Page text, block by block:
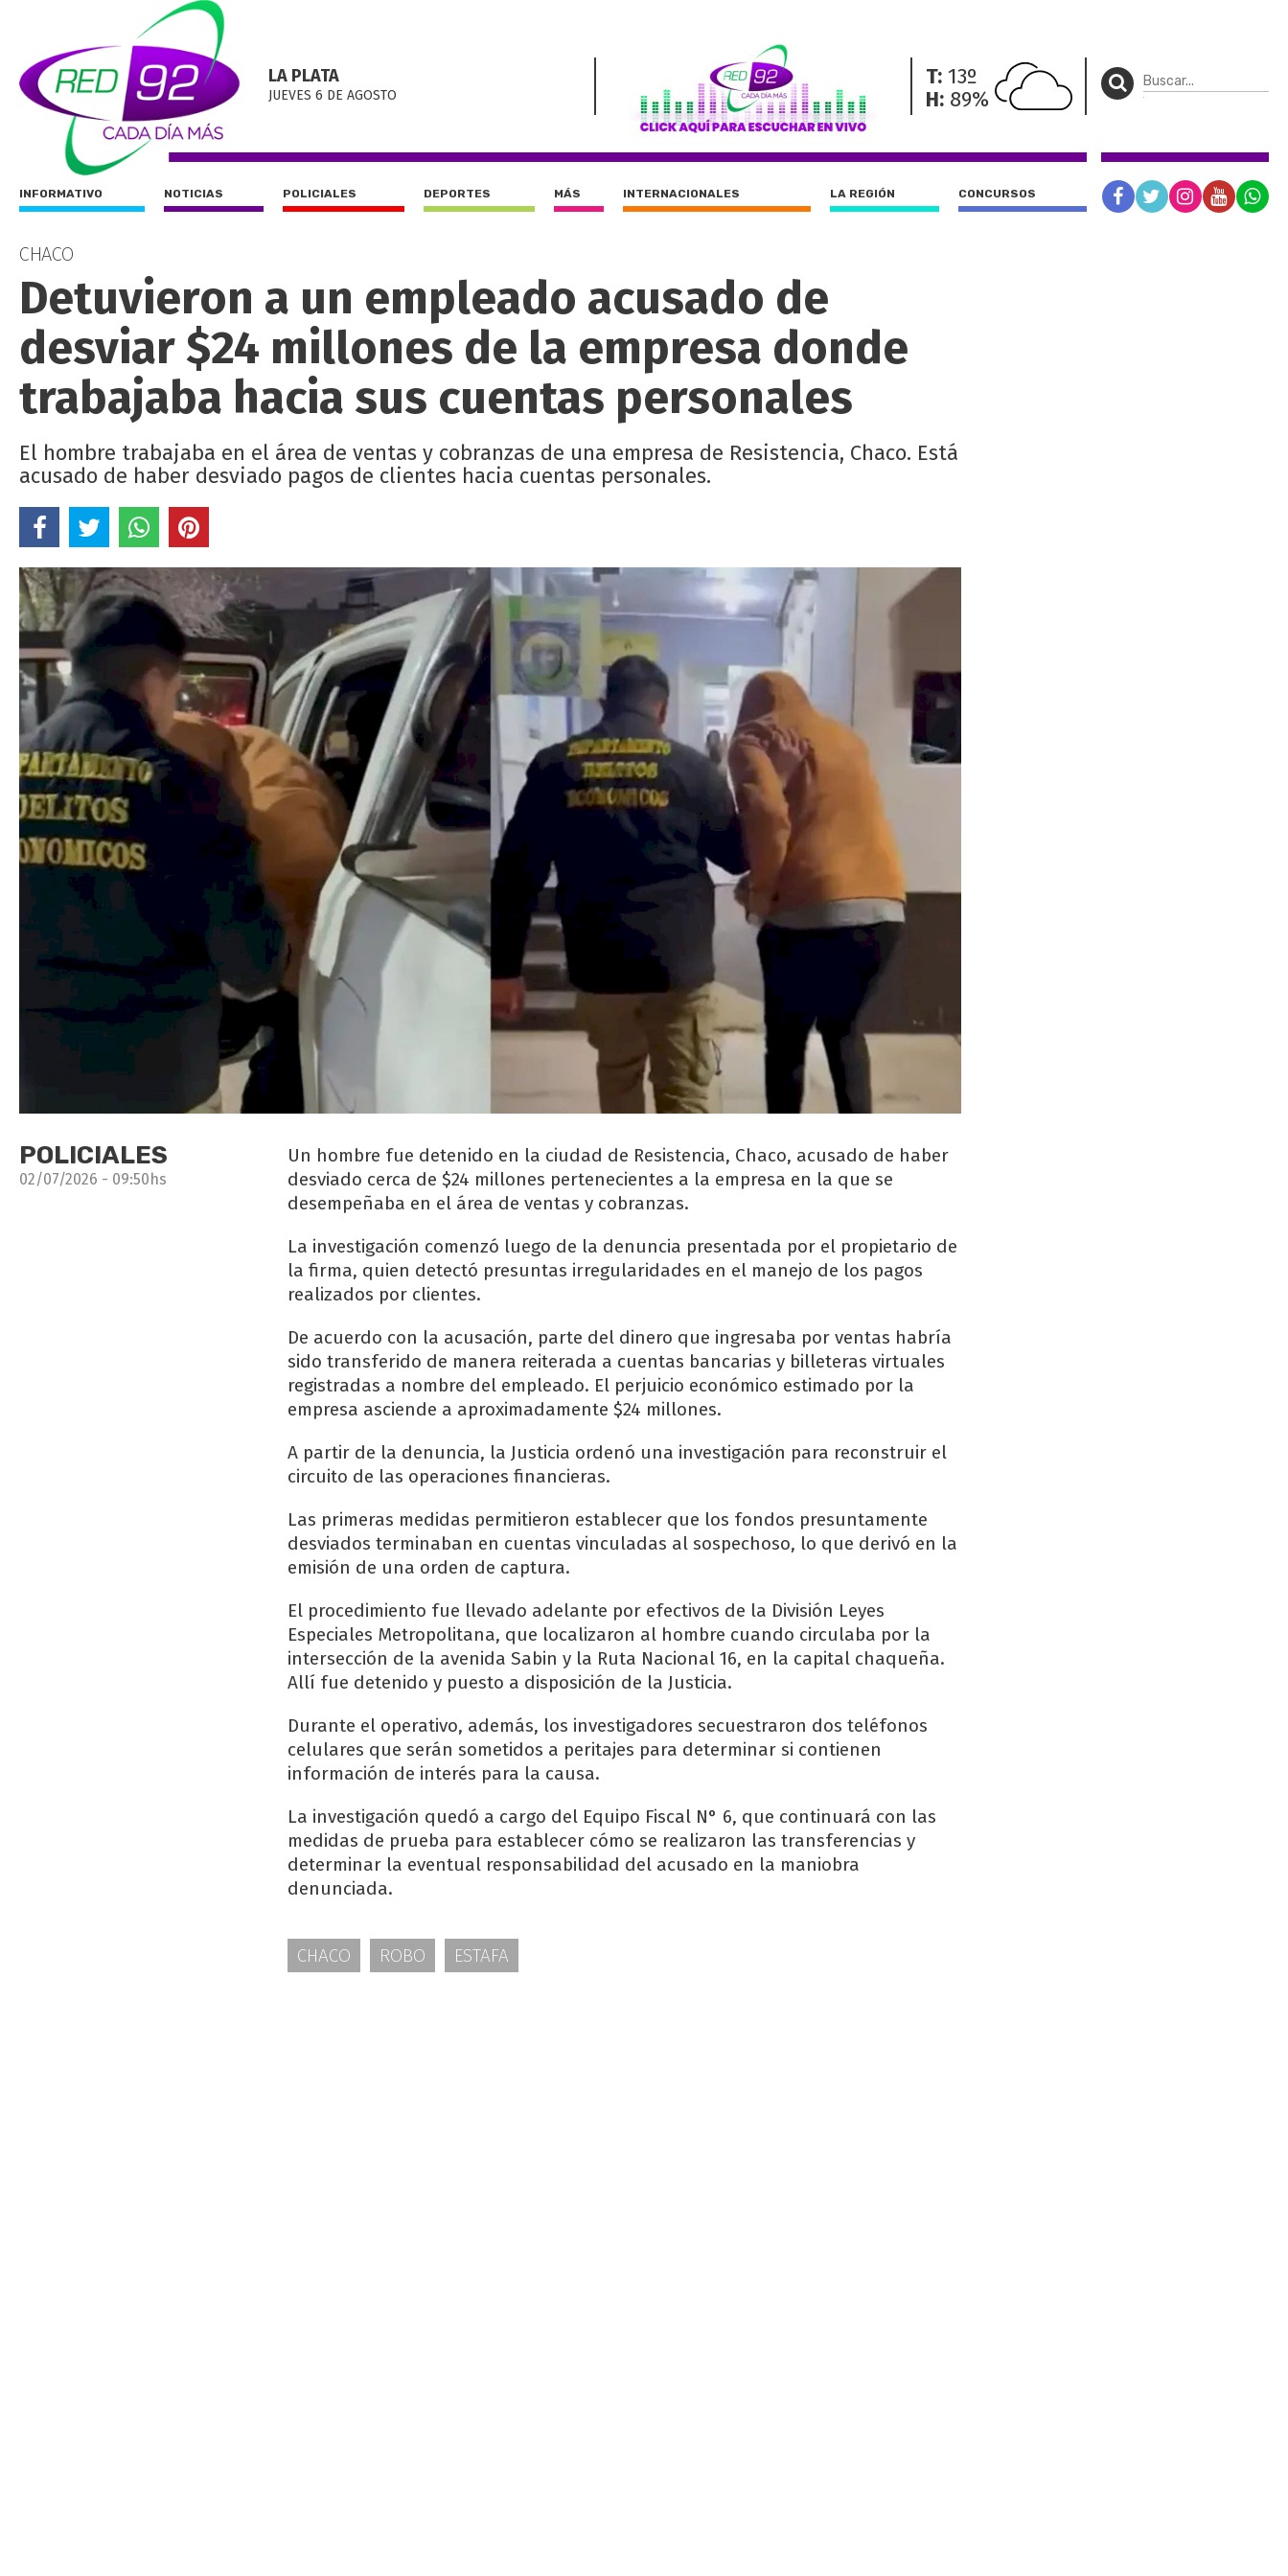
LA PLATA
JUEVES 6 DE AGOSTO
T: 13º
H: 89%
INFORMATIVO NOTICIAS POLICIALES DEPORTES MÁS INTERNACIONALES LA REGIÓN CONCURSOS
CHACO
Detuvieron a un empleado acusado de
desviar $24 millones de la empresa donde
trabajaba hacia sus cuentas personales
El hombre trabajaba en el área de ventas y cobranzas de una empresa de Resistencia, Chaco. Está
acusado de haber desviado pagos de clientes hacia cuentas personales.
POLICIALES
02/07/2026 - 09:50hs
Un hombre fue detenido en la ciudad de Resistencia, Chaco, acusado de haber
desviado cerca de $24 millones pertenecientes a la empresa en la que se
desempeñaba en el área de ventas y cobranzas.
La investigación comenzó luego de la denuncia presentada por el propietario de
la firma, quien detectó presuntas irregularidades en el manejo de los pagos
realizados por clientes.
De acuerdo con la acusación, parte del dinero que ingresaba por ventas habría
sido transferido de manera reiterada a cuentas bancarias y billeteras virtuales
registradas a nombre del empleado. El perjuicio económico estimado por la
empresa asciende a aproximadamente $24 millones.
A partir de la denuncia, la Justicia ordenó una investigación para reconstruir el
circuito de las operaciones financieras.
Las primeras medidas permitieron establecer que los fondos presuntamente
desviados terminaban en cuentas vinculadas al sospechoso, lo que derivó en la
emisión de una orden de captura.
El procedimiento fue llevado adelante por efectivos de la División Leyes
Especiales Metropolitana, que localizaron al hombre cuando circulaba por la
intersección de la avenida Sabin y la Ruta Nacional 16, en la capital chaqueña.
Allí fue detenido y puesto a disposición de la Justicia.
Durante el operativo, además, los investigadores secuestraron dos teléfonos
celulares que serán sometidos a peritajes para determinar si contienen
información de interés para la causa.
La investigación quedó a cargo del Equipo Fiscal N° 6, que continuará con las
medidas de prueba para establecer cómo se realizaron las transferencias y
determinar la eventual responsabilidad del acusado en la maniobra
denunciada.
CHACO ROBO ESTAFA